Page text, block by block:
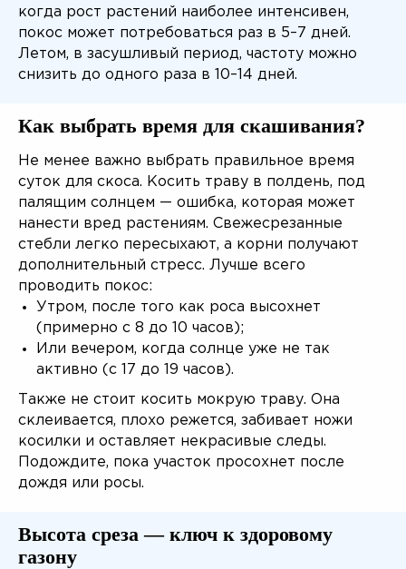
когда рост растений наиболее интенсивен,
покос может потребоваться раз в 5–7 дней.
Летом, в засушливый период, частоту можно
снизить до одного раза в 10–14 дней.
Как выбрать время для скашивания?
Не менее важно выбрать правильное время
суток для скоса. Косить траву в полдень, под
палящим солнцем — ошибка, которая может
нанести вред растениям. Свежесрезанные
стебли легко пересыхают, а корни получают
дополнительный стресс. Лучше всего
проводить покос:
Утром, после того как роса высохнет
(примерно с 8 до 10 часов);
Или вечером, когда солнце уже не так
активно (с 17 до 19 часов).
Также не стоит косить мокрую траву. Она
склеивается, плохо режется, забивает ножи
косилки и оставляет некрасивые следы.
Подождите, пока участок просохнет после
дождя или росы.
Высота среза — ключ к здоровому
газону